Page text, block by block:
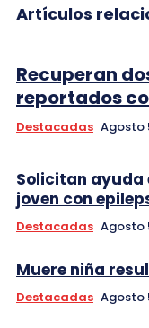
Artículos
Recuperan
reportados
Destacadas Agosto
Solicitan ayuda
joven con
Destacadas Agosto
Muere niña
Destacadas Agosto